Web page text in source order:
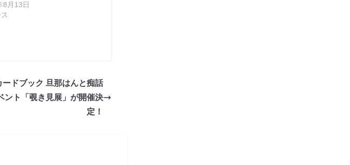
8月13日
ードブック 旦那はんと痴話
ント「覗き見展」が開催決
定！